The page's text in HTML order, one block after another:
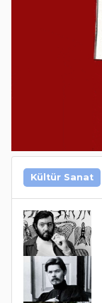
Kültür Sanat